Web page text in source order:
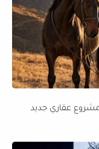
عقاري جديد